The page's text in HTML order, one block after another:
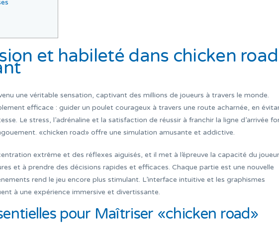
et habileté dans chicken road
une véritable sensation, captivant des millions de joueurs à travers le monde.
efficace : guider un poulet courageux à travers une route acharnée, en
Le stress, l’adrénaline et la satisfaction de réussir à franchir la ligne d’arrivée
«chicken road» offre une simulation amusante et addictive.
extrême et des réflexes aiguisés, et il met à l’épreuve la capacité du
et à prendre des décisions rapides et efficaces. Chaque partie est une nouvelle
rend le jeu encore plus stimulant. L’interface intuitive et les graphismes
à une expérience immersive et divertissante.
pour Maîtriser «chicken road»